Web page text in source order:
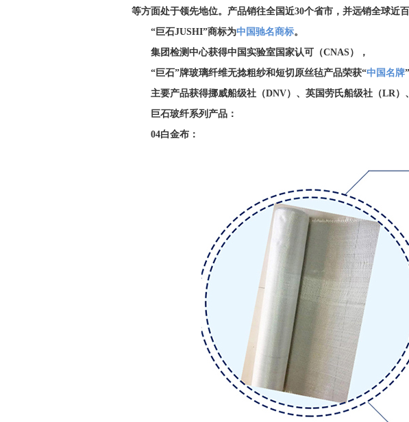
等方面处于领先地位。产品销往全国近30个省市，并远销全球近
“巨石JUSHI”商标为中国驰名商标。
集团检测中心获得中国实验室国家认可（CNAS），
“巨石”牌玻璃纤维无捻粗纱和短切原丝毡产品荣获“中国名牌
主要产品获得挪威船级社（DNV）、英国劳氏船级社（LR）
巨石玻纤系列产品：
04白金布：